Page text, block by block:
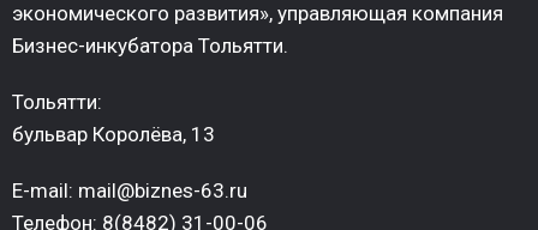
экономического развития», управляющая компания
Бизнес-инкубатора Тольятти.
Тольятти:
бульвар Королёва, 13
E-mail: mail@biznes-63.ru
Телефон: 8(8482) 31-00-06